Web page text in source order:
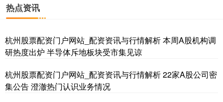
基金指数 7242.10
热点资讯
杭州股票配资门户网站_配资资讯与行情解析 本周A股机构调
研热度出炉 半导体斥地板块受市集见谅
杭州股票配资门户网站_配资资讯与行情解析 22家A股公司密
集公告 澄澈热门认识业务情况